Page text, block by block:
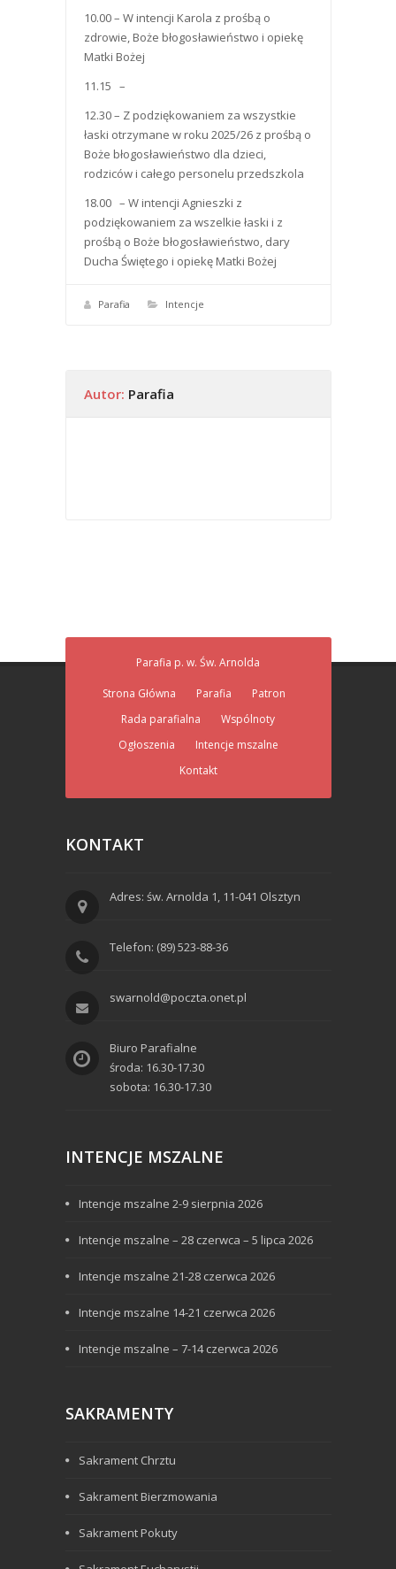
10.00 – W intencji Karola z prośbą o
zdrowie, Boże błogosławieństwo i opiekę
Matki Bożej
11.15 –
12.30 – Z podziękowaniem za wszystkie
łaski otrzymane w roku 2025/26 z prośbą o
Boże błogosławieństwo dla dzieci,
rodziców i całego personelu przedszkola
18.00 – W intencji Agnieszki z
podziękowaniem za wszelkie łaski i z
prośbą o Boże błogosławieństwo, dary
Ducha Świętego i opiekę Matki Bożej
Parafia Intencje
Autor: Parafia
Parafia p. w. Św. Arnolda
Strona Główna Parafia
Patron
Rada parafialna
Wspólnoty
Ogłoszenia
Intencje mszalne
Kontakt
KONTAKT
Adres: św. Arnolda 1, 11-041 Olsztyn
Telefon: (89) 523-88-36
swarnold@poczta.onet.pl
Biuro Parafialne
środa: 16.30-17.30
sobota: 16.30-17.30
INTENCJE MSZALNE
Intencje mszalne 2-9 sierpnia 2026
Intencje mszalne – 28 czerwca – 5 lipca 2026
Intencje mszalne 21-28 czerwca 2026
Intencje mszalne 14-21 czerwca 2026
Intencje mszalne – 7-14 czerwca 2026
SAKRAMENTY
Sakrament Chrztu
Sakrament Bierzmowania
Sakrament Pokuty